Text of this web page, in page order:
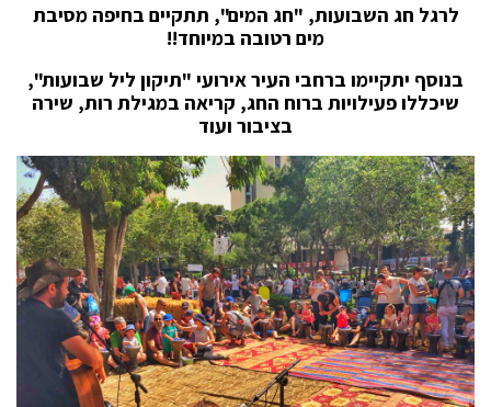
לרגל חג השבועות, "חג המים", תתקיים בחיפה מסיבת
מים רטובה במיוחד!!
בנוסף יתקיימו ברחבי העיר אירועי "תיקון ליל שבועות",
שיכללו פעילויות ברוח החג, קריאה במגילת רות, שירה
בציבור ועוד